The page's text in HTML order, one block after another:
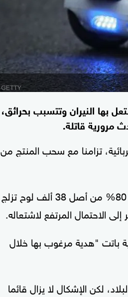
بها النيران وتتسبب بحرائق،
مرورية قاتلة.
تزامنا مع سحب المنتج من
ونقلت "سكاي نيوز" عن الجمعية وهي مؤسسة غير ربحية، أن أكثر من 80% من أصل 38 ألف لوح تزلج
الاحتمال المرتفع لاشتعاله.
باتت "هدية مرغوب بها خلال
لكن الإشكال لا يزال قائما